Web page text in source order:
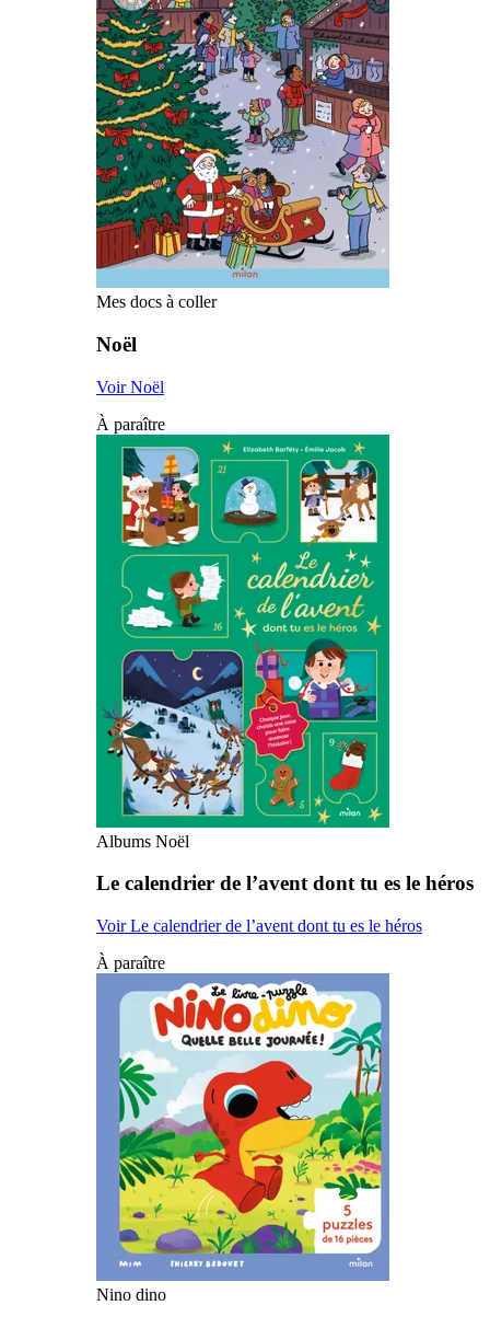
Mes docs à coller
Noël
Voir Noël
À paraître
Albums Noël
Le calendrier de l’avent dont tu es le héros
Voir Le calendrier de l’avent dont tu es le héros
À paraître
Nino dino